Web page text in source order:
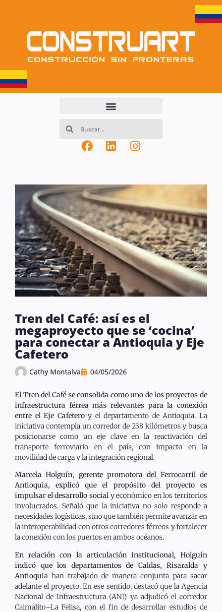
Tren del Café: así es el
megaproyecto que se ‘cocina’
para conectar a Antioquia y Eje
Cafetero
Cathy Montalva 04/05/2026
El Tren del Café se consolida como uno de los proyectos de
infraestructura férrea más relevantes para la conexión
entre el Eje Cafeteroy el departamento de Antioquia. La
iniciativa contempla un corredor de 238 kilómetros y busca
posicionarse como un eje clave en la reactivación del
transporte ferroviario en el país, con impacto en la
movilidad de carga y la integración regional.
Marcela Holguín, gerente promotora del Ferrocarril de
Antioquia, explicó que el propósito del proyecto es
impulsar el desarrollo socialy económico en los territorios
involucrados. Señaló que la iniciativa no solo responde a
necesidades logísticas, sino que también permite avanzar en
la interoperabilidad con otros corredores férreos y fortalecer
la conexión con los puertos en ambos océanos.
En relación con la articulación institucional, Holguín
indicó que los departamentos de Caldas, Risaralda y
Antioquia han trabajado de manera conjunta para sacar
adelante el proyecto. En ese sentido, destacó que la Agencia
Nacional de Infraestructura (ANI) ya adjudicó el corredor
Caimalito–La Felisa, con el fin de desarrollar estudios de